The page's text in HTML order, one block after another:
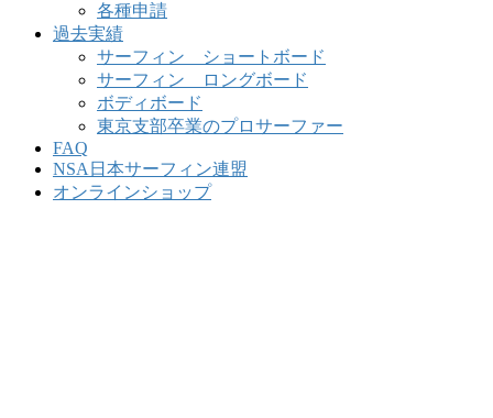
各種申請
過去実績
サーフィン ショートボード
サーフィン ロングボード
ボディボード
東京支部卒業のプロサーファー
FAQ
NSA日本サーフィン連盟
オンラインショップ